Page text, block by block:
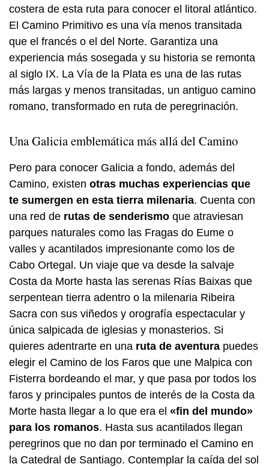
costera de esta ruta para conocer el litoral atlántico.
El Camino Primitivo es una vía menos transitada
que el francés o el del Norte. Garantiza una
experiencia más sosegada y su historia se remonta
al siglo IX. La Vía de la Plata es una de las rutas
más largas y menos transitadas, un antiguo camino
romano, transformado en ruta de peregrinación.
Una Galicia emblemática más allá del Camino
Pero para conocer Galicia a fondo, además del
Camino, existen otras muchas experiencias que
te sumergen en esta tierra milenaria. Cuenta con
una red de rutas de senderismo que atraviesan
parques naturales como las Fragas do Eume o
valles y acantilados impresionante como los de
Cabo Ortegal. Un viaje que va desde la salvaje
Costa da Morte hasta las serenas Rías Baixas que
serpentean tierra adentro o la milenaria Ribeira
Sacra con sus viñedos y orografía espectacular y
única salpicada de iglesias y monasterios. Si
quieres adentrarte en una ruta de aventura puedes
elegir el Camino de los Faros que une Malpica con
Fisterra bordeando el mar, y que pasa por todos los
faros y principales puntos de interés de la Costa da
Morte hasta llegar a lo que era el «fin del mundo»
para los romanos. Hasta sus acantilados llegan
peregrinos que no dan por terminado el Camino en
la Catedral de Santiago. Contemplar la caída del sol